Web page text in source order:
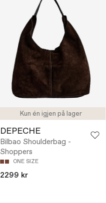
Kun én igjen på lager
DEPECHE
Bilbao Shoulderbag -
Shoppers
ONE SIZE
2299 kr